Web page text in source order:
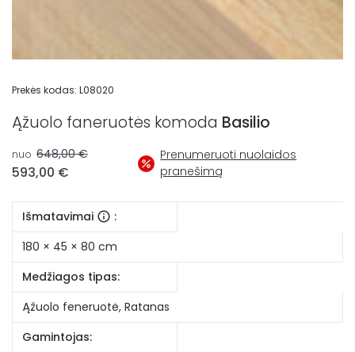
Prekės kodas: L08020
Ąžuolo faneruotės komoda Basilio
nuo 648,00€
593,00 €
Prenumeruoti nuolaidos
pranešimą
Išmatavimai
:
180 × 45 × 80 cm
Medžiagos tipas:
Ąžuolo feneruotė, Ratanas
Gamintojas: